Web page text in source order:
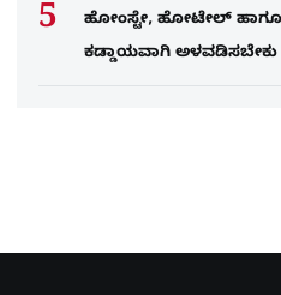
ಹೋಂಸ್ಟೇ, ಹೋಟೇಲ್ ಹಾಗೂ
ಕಡ್ಡಾಯವಾಗಿ ಅಳವಡಿಸಬೇಕು